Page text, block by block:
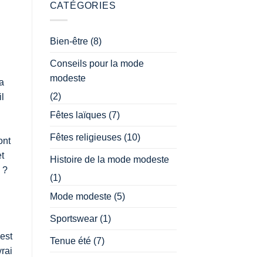
?
CATÉGORIES
Bien-être(8)
Conseils pour la mode
modeste
(2)
Fêtes laïques(7)
Fêtes religieuses(10)
Histoire de la mode modeste
(1)
Mode modeste(5)
Sportswear(1)
Tenue été(7)